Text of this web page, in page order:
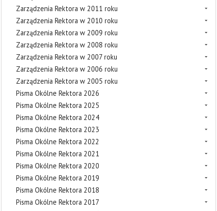
Zarządzenia Rektora w 2011 roku
Zarządzenia Rektora w 2010 roku
Zarządzenia Rektora w 2009 roku
Zarządzenia Rektora w 2008 roku
Zarządzenia Rektora w 2007 roku
Zarządzenia Rektora w 2006 roku
Zarządzenia Rektora w 2005 roku
Pisma Okólne Rektora 2026
Pisma Okólne Rektora 2025
Pisma Okólne Rektora 2024
Pisma Okólne Rektora 2023
Pisma Okólne Rektora 2022
Pisma Okólne Rektora 2021
Pisma Okólne Rektora 2020
Pisma Okólne Rektora 2019
Pisma Okólne Rektora 2018
Pisma Okólne Rektora 2017